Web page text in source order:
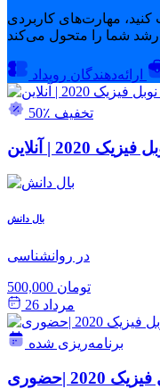
کنید، مهارت‌های کاربردی
ارائه‌دهندگان رویداد
50٪ تخفیف
بال دانش
در روانشناسی
500,000 تومان
مرداد 26
برنامه‌ریزی شده